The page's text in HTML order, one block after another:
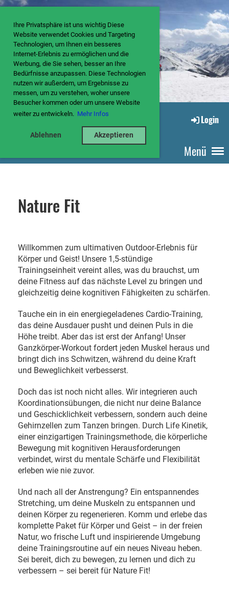
Ihre Privatsphäre ist uns wichtig Diese
Website verwendet Cookies und Targeting
Technologien, um Ihnen ein besseres
Internet-Erlebnis zu ermöglichen und die
Werbung, die Sie sehen, besser an Ihre
Bedürfnisse anzupassen. Diese Technologien
nutzen wir außerdem, um Ergebnisse zu
messen, um zu verstehen, woher unsere
Besucher kommen oder um unsere Website
weiter zu entwickeln. Mehr Infos
Ablehnen Akzeptieren
Login
Menü
Nature Fit
Willkommen zum ultimativen Outdoor-Erlebnis für
Körper und Geist! Unsere 1,5-stündige
Trainingseinheit vereint alles, was du brauchst, um
deine Fitness auf das nächste Level zu bringen und
gleichzeitig deine kognitiven Fähigkeiten zu schärfen.
Tauche ein in ein energiegeladenes Cardio-Training,
das deine Ausdauer pusht und deinen Puls in die
Höhe treibt. Aber das ist erst der Anfang! Unser
Ganzkörper-Workout fordert jeden Muskel heraus und
bringt dich ins Schwitzen, während du deine Kraft
und Beweglichkeit verbesserst.
Doch das ist noch nicht alles. Wir integrieren auch
Koordinationsübungen, die nicht nur deine Balance
und Geschicklichkeit verbessern, sondern auch deine
Gehirnzellen zum Tanzen bringen. Durch Life Kinetik,
einer einzigartigen Trainingsmethode, die körperliche
Bewegung mit kognitiven Herausforderungen
verbindet, wirst du mentale Schärfe und Flexibilität
erleben wie nie zuvor.
Und nach all der Anstrengung? Ein entspannendes
Stretching, um deine Muskeln zu entspannen und
deinen Körper zu regenerieren. Komm und erlebe das
komplette Paket für Körper und Geist – in der freien
Natur, wo frische Luft und inspirierende Umgebung
deine Trainingsroutine auf ein neues Niveau heben.
Sei bereit, dich zu bewegen, zu lernen und dich zu
verbessern – sei bereit für Nature Fit!